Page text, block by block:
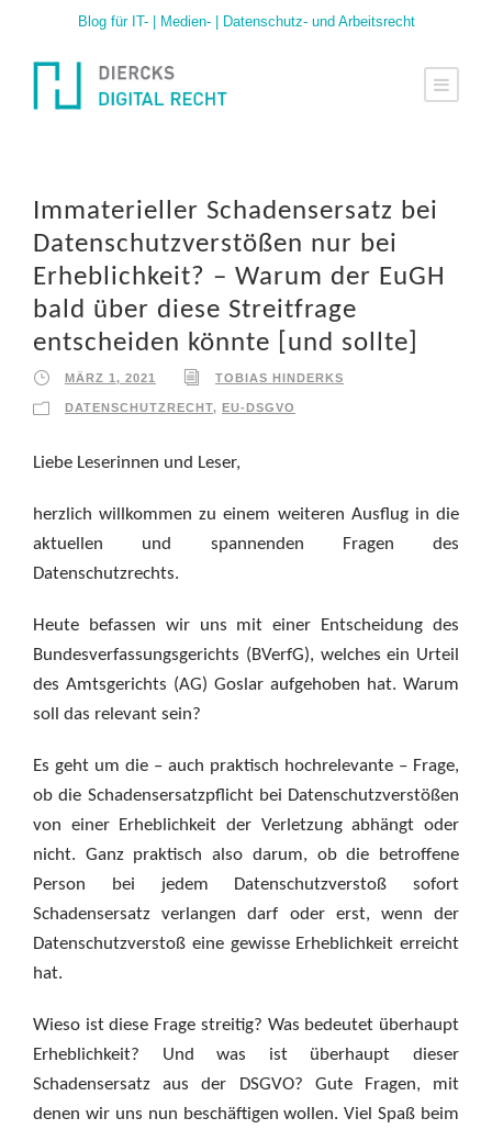
Blog für IT- | Medien- | Datenschutz- und Arbeitsrecht
Immaterieller Schadensersatz bei
Datenschutzverstößen nur bei
Erheblichkeit? – Warum der EuGH
bald über diese Streitfrage
entscheiden könnte [und sollte]
MÄRZ 1, 2021 TOBIAS HINDERKS
DATENSCHUTZRECHT, EU-DSGVO
Liebe Leserinnen und Leser,
herzlich willkommen zu einem weiteren Ausflug in die
aktuellen und spannenden Fragen des
Datenschutzrechts.
Heute befassen wir uns mit einer Entscheidung des
Bundesverfassungsgerichts (BVerfG), welches ein Urteil
des Amtsgerichts (AG) Goslar aufgehoben hat. Warum
soll das relevant sein?
Es geht um die – auch praktisch hochrelevante – Frage,
ob die Schadensersatzpflicht bei Datenschutzverstößen
von einer Erheblichkeit der Verletzung abhängt oder
nicht. Ganz praktisch also darum, ob die betroffene
Person bei jedem Datenschutzverstoß sofort
Schadensersatz verlangen darf oder erst, wenn der
Datenschutzverstoß eine gewisse Erheblichkeit erreicht
hat.
Wieso ist diese Frage streitig? Was bedeutet überhaupt
Erheblichkeit? Und was ist überhaupt dieser
Schadensersatz aus der DSGVO? Gute Fragen, mit
denen wir uns nun beschäftigen wollen. Viel Spaß beim